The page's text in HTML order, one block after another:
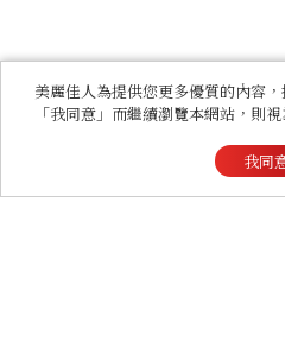
美麗佳人為提供您更多優質的內容
「我同意」而繼續瀏覽本網站，則
我同